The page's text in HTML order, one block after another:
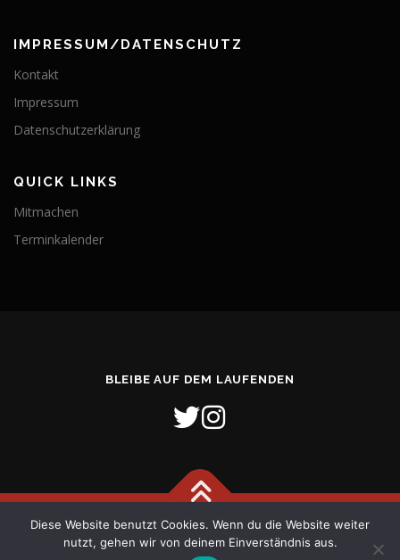
IMPRESSUM/DATENSCHUTZ
Kontakt
Impressum
Datenschutzerklärung
QUICK LINKS
Mitmachen
Terminkalender
BLEIBE AUF DEM LAUFENDEN
Copyright © 2026 Freiwillige Feuerwehr Stadt Verden (Aller)
Theme von FameThemes
Diese Website benutzt Cookies. Wenn du die Website weiter
nutzt, gehen wir von deinem Einverständnis aus.